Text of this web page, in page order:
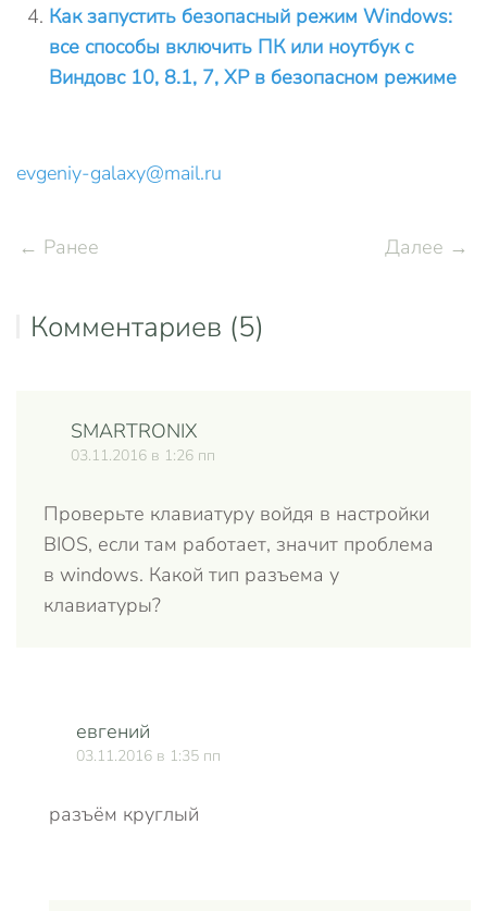
Как запустить безопасный режим Windows:
все способы включить ПК или ноутбук с
Виндовс 10, 8.1, 7, XP в безопасном режиме
evgeniy-galaxy@mail.ru
← Ранее Далее →
Комментариев (5)
SMARTRONIX
03.11.2016 в 1:26 пп
Проверьте клавиатуру войдя в настройки
BIOS, если там работает, значит проблема
в windows. Какой тип разъема у
клавиатуры?
евгений
03.11.2016 в 1:35 пп
разъём круглый